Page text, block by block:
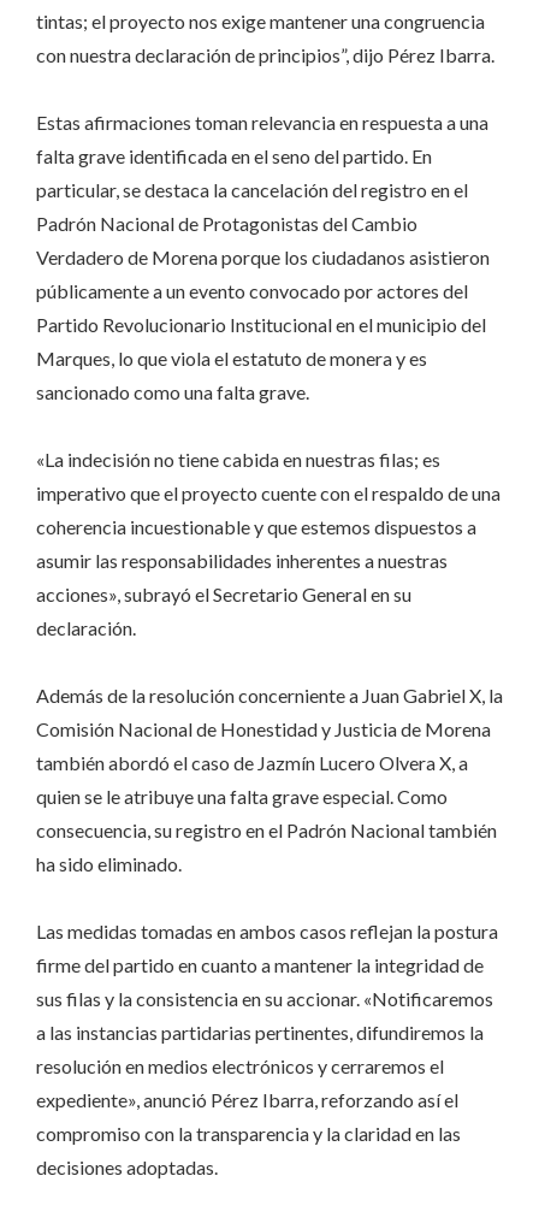
tintas; el proyecto nos exige mantener una congruencia
con nuestra declaración de principios”, dijo Pérez Ibarra.
Estas afirmaciones toman relevancia en respuesta a una
falta grave identificada en el seno del partido. En
particular, se destaca la cancelación del registro en el
Padrón Nacional de Protagonistas del Cambio
Verdadero de Morena porque los ciudadanos asistieron
públicamente a un evento convocado por actores del
Partido Revolucionario Institucional en el municipio del
Marques, lo que viola el estatuto de monera y es
sancionado como una falta grave.
«La indecisión no tiene cabida en nuestras filas; es
imperativo que el proyecto cuente con el respaldo de una
coherencia incuestionable y que estemos dispuestos a
asumir las responsabilidades inherentes a nuestras
acciones», subrayó el Secretario General en su
declaración.
Además de la resolución concerniente a Juan Gabriel X, la
Comisión Nacional de Honestidad y Justicia de Morena
también abordó el caso de Jazmín Lucero Olvera X, a
quien se le atribuye una falta grave especial. Como
consecuencia, su registro en el Padrón Nacional también
ha sido eliminado.
Las medidas tomadas en ambos casos reflejan la postura
firme del partido en cuanto a mantener la integridad de
sus filas y la consistencia en su accionar. «Notificaremos
a las instancias partidarias pertinentes, difundiremos la
resolución en medios electrónicos y cerraremos el
expediente», anunció Pérez Ibarra, reforzando así el
compromiso con la transparencia y la claridad en las
decisiones adoptadas.